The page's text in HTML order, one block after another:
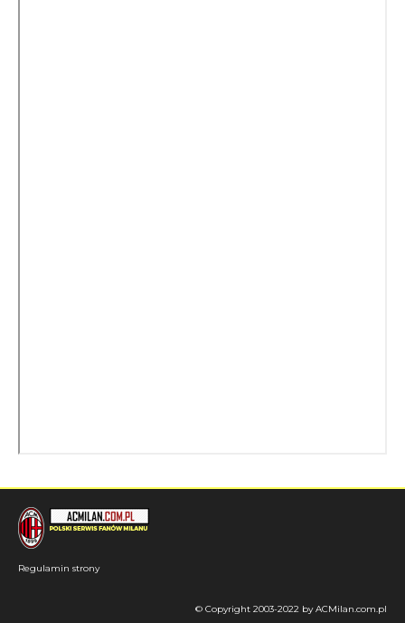
Regulamin strony
© Copyright 2003-2022 by ACMilan.com.pl